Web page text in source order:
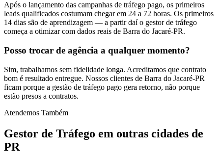
Após o lançamento das campanhas de tráfego pago, os primeiros
leads qualificados costumam chegar em 24 a 72 horas. Os primeiros
14 dias são de aprendizagem — a partir daí o gestor de tráfego
começa a otimizar com dados reais de Barra do Jacaré-PR.
Posso trocar de agência a qualquer momento?
Sim, trabalhamos sem fidelidade longa. Acreditamos que contrato
bom é resultado entregue. Nossos clientes de Barra do Jacaré-PR
ficam porque a gestão de tráfego pago gera retorno, não porque
estão presos a contratos.
Atendemos Também
Gestor de Tráfego em outras cidades de
PR